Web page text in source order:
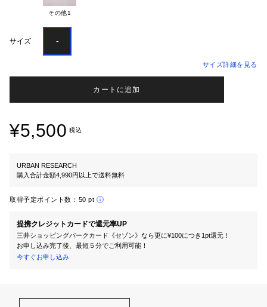
その他1
サイズ -
サイズ詳細を見る
カートに追加
¥5,500 税込
URBAN RESEARCH
購入合計金額4,990円以上で送料無料
取得予定ポイント数： 50 pt
提携クレジットカードで還元率UP
三井ショッピングパークカード《セゾン》なら更に¥100につき1pt還元！
お申し込み完了後、最短５分でご利用可能！
今すぐお申し込み